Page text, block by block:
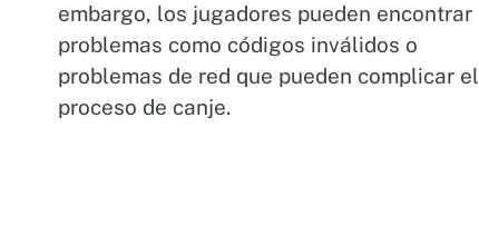
embargo, los jugadores pueden encontrar
problemas como códigos inválidos o
problemas de red que pueden complicar el
proceso de canje.